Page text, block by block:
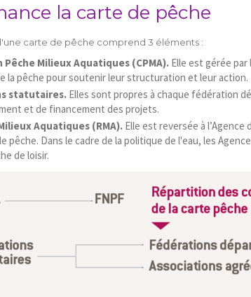
la carte de pêche
carte de pêche comprend 3 éléments :
Milieux Aquatiques (CPMA). Elle est gérée
la pêche pour soutenir leur structuration et leur action.
statutaires. Elles sont propres à chaque fédération
et de financement des projets.
Aquatiques (RMA). Elle est reversée à
pêche. Dans le cadre de la politique de l'eau, les
de loisir.